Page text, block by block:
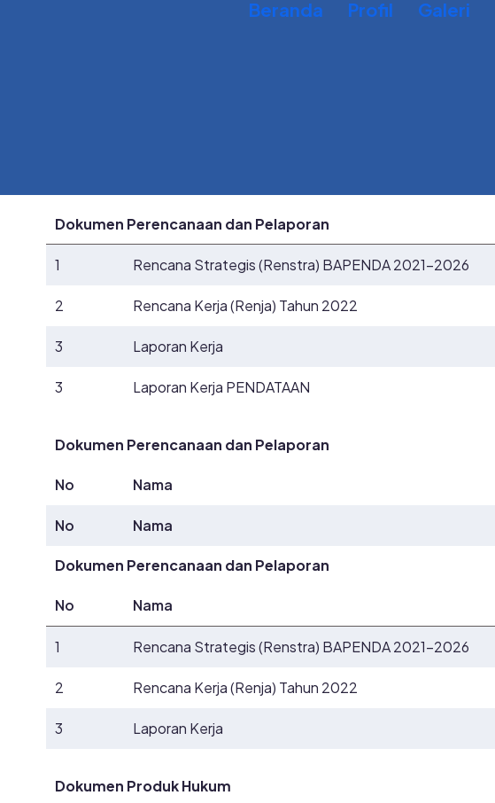
Beranda Profil Galeri
Dokumen Perencanaan dan Pelaporan
1 Rencana Strategis (Renstra) BAPENDA 2021-2026
2 Rencana Kerja (Renja) Tahun 2022
3 Laporan Kerja
3 Laporan Kerja PENDATAAN
Dokumen Perencanaan dan Pelaporan
No Nama
No Nama
Dokumen Perencanaan dan Pelaporan
No Nama
1 Rencana Strategis (Renstra) BAPENDA 2021-2026
2 Rencana Kerja (Renja) Tahun 2022
3 Laporan Kerja
Dokumen Produk Hukum